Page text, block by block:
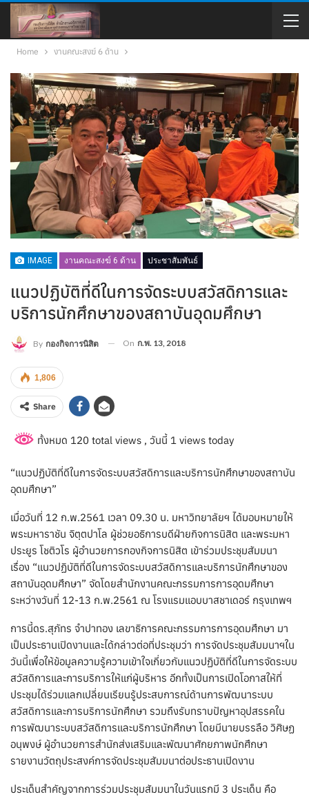
Home งานคณะสงฆ์ 6 ด้าน
IMAGE งานคณะสงฆ์ 6 ด้าน ประชาสัมพันธ์
แนวปฏิบัติที่ดีในการจัดระบบสวัสดิการและ
บริการนักศึกษาของสถาบันอุดมศึกษา
By กองกิจการนิสิต On ก.พ. 13, 2018
1,806
Share
ทั้งหมด 120 total views , วันนี้ 1 views today
“แนวปฏิบัติที่ดีในการจัดระบบสวัสดิการและบริการนักศึกษาของสถาบัน
อุดมศึกษา”
เมื่อวันที่ 12 ก.พ.2561 เวลา 09.30 น. มหาวิทยาลัยฯ ได้มอบหมายให้
พระมหาราชัน จิตฺตปาโล ผู้ช่วยอธิการบดีฝ่ายกิจการนิสิต และพระมหา
ประยูร โชติวโร ผู้อำนวยการกองกิจการนิสิต เข้าร่วมประชุมสัมมนา
เรื่อง “แนวปฏิบัติที่ดีในการจัดระบบสวัสดิการและบริการนักศึกษาของ
สถาบันอุดมศึกษา” จัดโดยสำนักงานคณะกรรมการการอุดมศึกษา
ระหว่างวันที่ 12-13 ก.พ.2561 ณ โรงแรมแอบบาสชาเดอร์ กรุงเทพฯ
การนี้ดร.สุภัทร จำปาทอง เลขาธิการคณะกรรมการการอุดมศึกษา มา
เป็นประธานเปิดงานและได้กล่าวต่อที่ประชุมว่า การจัดประชุมสัมมนาฯใน
วันนี้เพื่อให้ข้อมูลความรู้ความเข้าใจเกี่ยวกับแนวปฏิบัติที่ดีในการจัดระบบ
สวัสดิการและการบริการให้แก่ผู้บริหาร อีกทั้งเป็นการเปิดโอกาสให้ที่
ประชุมได้ร่วมแลกเปลี่ยนเรียนรู้ประสบการณ์ด้านการพัฒนาระบบ
สวัสดิการและการบริการนักศึกษา รวมถึงรับทราบปัญหาอุปสรรคใน
การพัฒนาระบบสวัสดิการและบริการนักศึกษา โดยมีนายบรรลือ วิศิษฏ
อนุพงษ์ ผู้อำนวยการสำนักส่งเสริมและพัฒนาศักยภาพนักศึกษา
รายงานวัตถุประสงค์การจัดประชุมสัมมนาต่อประธานเปิดงาน
ประเด็นสำคัญจากการร่วมประชุมสัมมนาในวันแรกมี 3 ประเด็น คือ